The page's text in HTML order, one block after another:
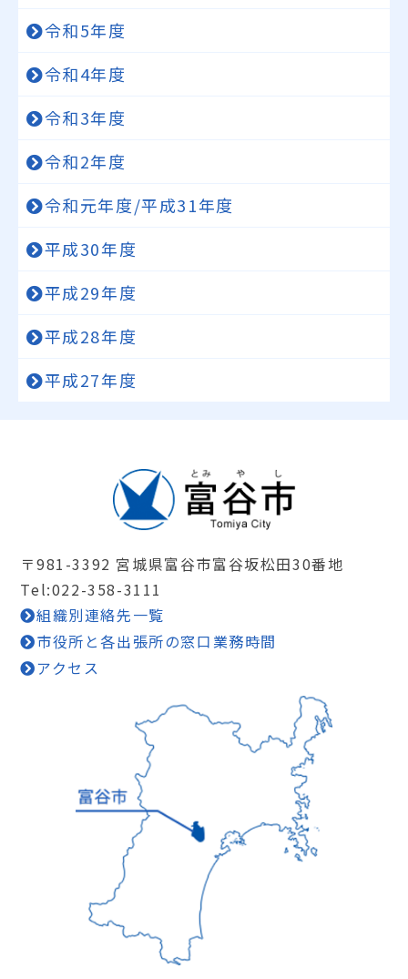
令和5年度
令和4年度
令和3年度
令和2年度
令和元年度/平成31年度
平成30年度
平成29年度
平成28年度
平成27年度
〒981-3392 宮城県富谷市富谷坂松田30番地
Tel:022-358-3111
組織別連絡先一覧
市役所と各出張所の窓口業務時間
アクセス